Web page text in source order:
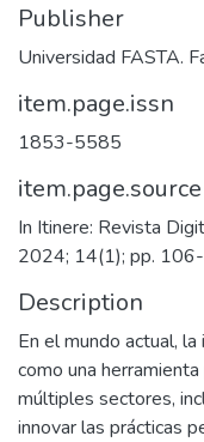
Publisher
Universidad FASTA.
item.page.issn
1853-5585
item.page.source
In Itinere: Revista
2024; 14(1); pp.
Description
En el mundo actual,
como una
múltiples sectores,
innovar las prácticas